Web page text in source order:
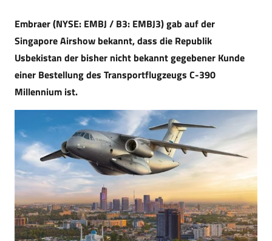
Embraer (NYSE: EMBJ / B3: EMBJ3) gab auf der
Singapore Airshow bekannt, dass die Republik
Usbekistan der bisher nicht bekannt gegebener Kunde
einer Bestellung des Transportflugzeugs C-390
Millennium ist.